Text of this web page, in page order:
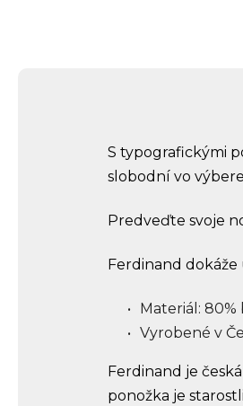
S typografickými
slobodní vo
Predveďte svoje
Ferdinand
Materiál:
Vyrobené v
Ferdinand je
ponožka je